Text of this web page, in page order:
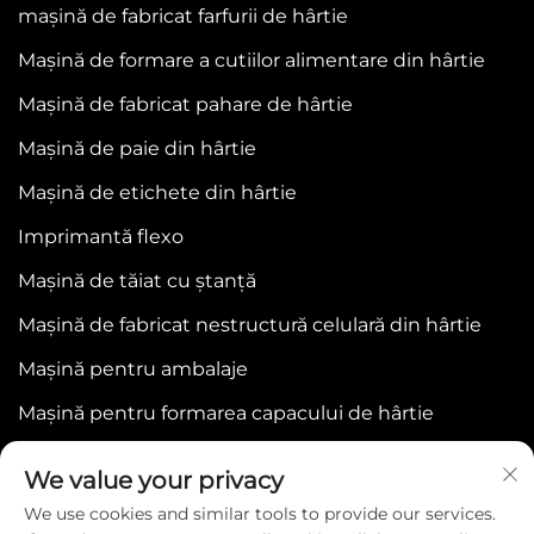
ambalare pentru a garanta o integrare fără probleme în
liniile de producție existente, indiferent dacă sunteți un
producător de mică amploare sau un complex
industrial de mari dimensiuni. Această echipament nu
este doar un instrument de ambalare — este o
investiție strategică care vă permite să mențineți
Avantajele cheie ale mașinii noastre de ambalare
1. Automatizare excepțională și eficiență în producție
Mașina noastră de ambalare redefineste
acoperind alimentarea cu produse, sortarea, învelirea,
mașină de fabricat farfurii de hârtie
Mașină de formare a cutiilor alimentare din hârtie
Mașină de fabricat pahare de hârtie
Mașină de paie din hârtie
Mașină de etichete din hârtie
Imprimantă flexo
Mașină de tăiat cu ștanță
Mașină de fabricat nestructură celulară din hârtie
Mașină pentru ambalaje
Mașină pentru formarea capacului de hârtie
We value your privacy
We use cookies and similar tools to provide our services.